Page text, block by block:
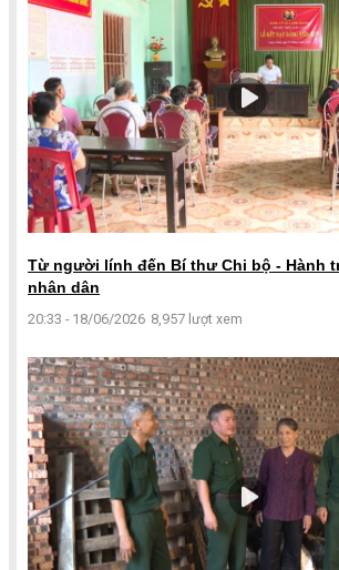
Từ người lính đến Bí thư Chi bộ - Hành
nhân dân
20:33 - 18/06/2026 8,957 lượt xem